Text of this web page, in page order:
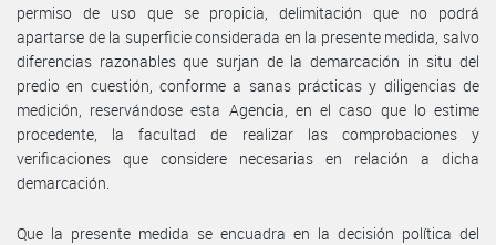
permiso de uso que se propicia, delimitación que no podrá
apartarse de la superficie considerada en la presente medida, salvo
diferencias razonables que surjan de la demarcación in situ del
predio en cuestión, conforme a sanas prácticas y diligencias de
medición, reservándose esta Agencia, en el caso que lo estime
procedente, la facultad de realizar las comprobaciones y
verificaciones que considere necesarias en relación a dicha
demarcación.
Que la presente medida se encuadra en la decisión política del